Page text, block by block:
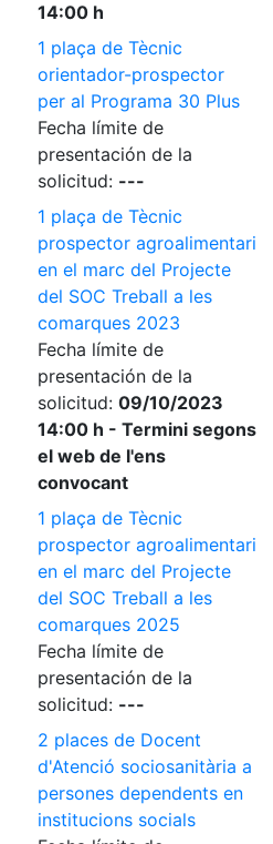
14:00 h
1 plaça de Tècnic
orientador-prospector
per al Programa 30 Plus
Fecha límite de
presentación de la
solicitud: ---
1 plaça de Tècnic
prospector agroalimentari
en el marc del Projecte
del SOC Treball a les
comarques 2023
Fecha límite de
presentación de la
solicitud: 09/10/2023
14:00 h - Termini segons
el web de l'ens
convocant
1 plaça de Tècnic
prospector agroalimentari
en el marc del Projecte
del SOC Treball a les
comarques 2025
Fecha límite de
presentación de la
solicitud: ---
2 places de Docent
d'Atenció sociosanitària a
persones dependents en
institucions socials